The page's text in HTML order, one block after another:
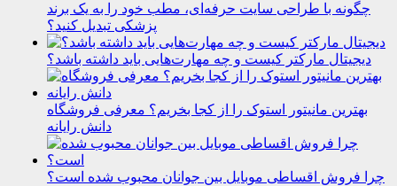
چگونه با طراحی سایت حرفه‌ای، مطب خود را به یک برند
پزشکی تبدیل کنید؟
دیجیتال مارکتر کیست و چه مهارت‌هایی باید داشته باشد؟
بهترین مانیتور استوک را از کجا بخریم؟ معرفی فروشگاه
دانش رایانه
چرا فروش اقساطی موبایل بین جوانان محبوب شده است؟